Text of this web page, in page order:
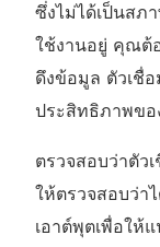
ห
ม่
)
ใ
ห
ม่
)
ซึ่งไม่ได้เป็นสภ
ใช้งานอยู่ คุณต้
ดึงข้อมูล ตัวเชื่
ประสิทธิภาพขอ
ตรวจสอบว่าตัว
ให้ตรวจสอบว่า
เอาต์พุตเพื่อให้